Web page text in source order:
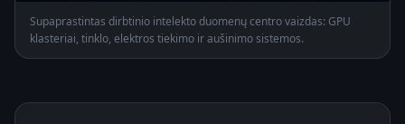
Supaprastintas dirbtinio intelekto duomenų centro vaizdas: GPU
klasteriai, tinklo, elektros tiekimo ir aušinimo sistemos.